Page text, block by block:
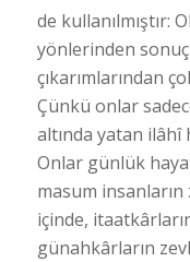
de kullanılmıştır:
yönlerinden
çıkarımlarından
Çünkü onlar
altında yatan ilâhî
Onlar günlük
masum insanların
içinde,
günahkârların